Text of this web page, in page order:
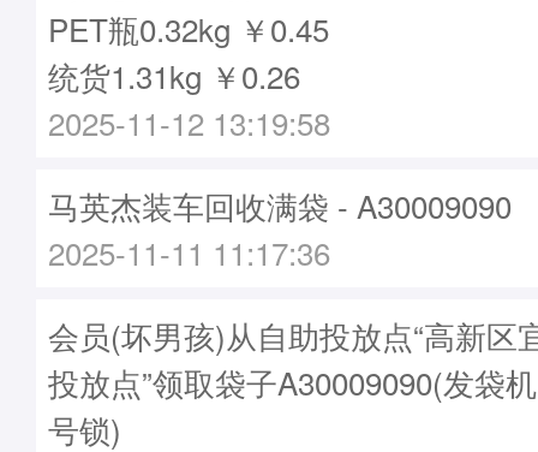
PET瓶0.32kg ￥0.45
统货1.31kg ￥0.26
2025-11-12 13:19:58
马英杰装车回收满袋 - A30009090
2025-11-11 11:17:36
会员(坏男孩)从自助投放点“高新区
投放点”领取袋子A30009090(发袋
号锁)